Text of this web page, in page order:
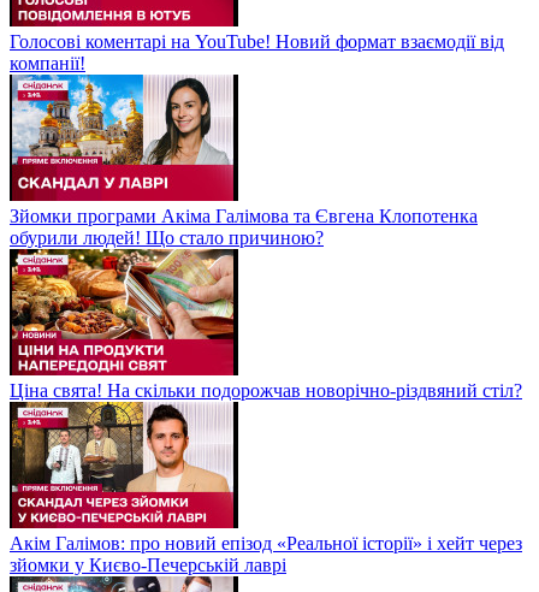
Голосові коментарі на YouTube! Новий формат взаємодії від
компанії!
Зйомки програми Акіма Галімова та Євгена Клопотенка
обурили людей! Що стало причиною?
Ціна свята! На скільки подорожчав новорічно-різдвяний стіл?
Акім Галімов: про новий епізод «Реальної історії» і хейт через
зйомки у Києво-Печерській лаврі